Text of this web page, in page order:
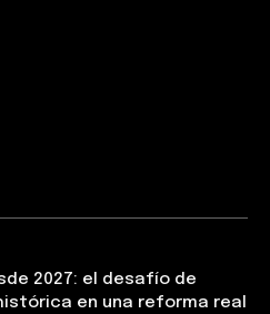
2027: el desafío de
en una reforma real